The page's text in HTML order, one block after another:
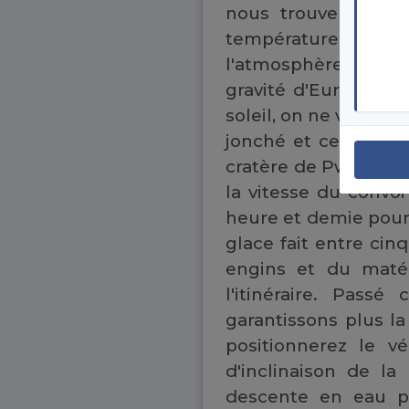
nous trouverons
température au sol
l'atmosphère trop
gravité d'Europe
soleil, on ne voit
jonché et certains
cratère de Pwyll
la vitesse du
heure et demie
glace fait entre
engins et du
l'itinéraire. Passé
garantissons plus
positionnerez le
d'inclinaison de
descente en eau